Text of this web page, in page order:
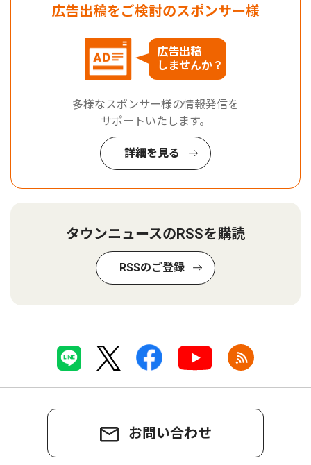
広告出稿をご検討のスポンサー様
広告出稿
しませんか？
多様なスポンサー様の情報発信を
サポートいたします。
詳細を見る
タウンニュースのRSSを購読
RSSのご登録
お問い合わせ